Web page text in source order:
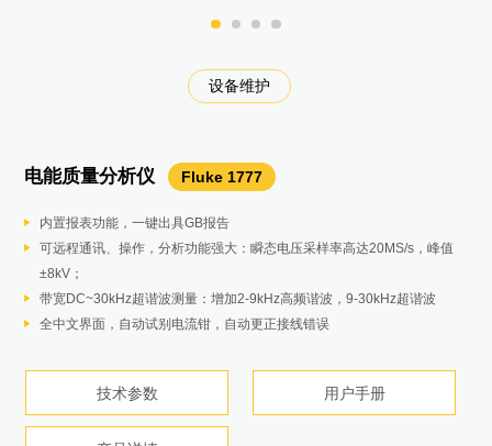
电能质量分析仪 Fluke 1777
内置报表功能，一键出具GB报告
可远程通讯、操作，分析功能强大：瞬态电压采样率高达20MS/s，峰值
±8kV；
带宽DC~30kHz超谐波测量：增加2-9kHz高频谐波，9-30kHz超谐波
全中文界面，自动试别电流钳，自动更正接线错误
技术参数 用户手册
设备维护
绝缘万用表 1587 FC
小巧轻便，方便手持）
一键提供1000V电压供绝缘测试
TrendIt™ 图表的 PI/DAR 定时比测试，迅速发现潮湿和污染绝缘问题
产品详情
设备维护
可接镜头、多点及激光自动对焦速快速查找和发现热斑或电气设备的温度
异常点，及时排除温度异常问题。
产品详情
设备维护
声学成像仪 Fluke ii900
配备了一系列麦克风以扩大检查范围，快速准确地定位压缩空气系统中的
空气、气体和真空泄漏，即使在嘈杂的环境中也是如此。
7英寸LCD触摸屏上，SoundMap™ 与可见光图像重叠，以帮助快速找到
泄漏位置。
简单直观的界面使技术人员能够辨识泄漏的声频，从而过滤掉较大的背景
技术参数 用户手册
设备维护
在线式声学成像仪 SV600
高灵敏度使泄漏无处遁形
开放式API易于与现有系统集成
7x24连续监测避免人工巡检造成的遗漏
产品详情
泄漏检测
高精度多路测温仪 1586A
配合福禄克标准温度计用于温度探头和传感器的高精度校准，也可做温度
分布测试，应用于光伏和风电行业。
产品详情
数据采集和温度测试校准
压力校验器 Fluke 754
提供4-20毫安，0-10V信号，24V电源，HART压力变送器故障排查，校
准。
测量电压、电流 (mA)、RTD、热电偶、频率和电阻，以测试传感器、变
送器和其他仪器。
输出/模拟电压、电流 (mA)、热电偶、RTD、频率、电阻和压力以校准变
技术参数 用户手册
过程校准与测量
蓄电池内阻分析仪 BT521
主要测量值 – 电池内阻、直流和交流电压、直流和交流电流、纹波电压、
频率和温度。
序列测量模式 – 电池组的自动或手动序列测试，无需在每次需要保存测量
值时按下按钮。
全面记录 - 所有测量值在测试过程中自动捕捉，并可以在仪器上查看后再
技术参数 用户手册
设备维护
接地电阻测试仪 Fluke 1625-2 KIT
三极和四极电位降（使用地桩）
四极土壤电阻率测试（使用地桩）
选择性测试（使用地桩和 1 个钳口）
无桩测试（仅使用 2 个钳口）
技术参数 用户手册
产品详情
设备维护
钳形电流表 Fluke 377FC
使用钳口测量电压和电流
测试更快、更安全，采用 FieldSense™ 技术无需触碰带电电线
只需更少的步骤即可完成 三相电压和电流测试
产品详情
设备维护
压力校验仪 Fluke 718
压力校验仪具压力源和毫安测量，几乎可以校准和维护所有压力设备
意外暴露于液体时，内置泵极易清洗，因而降低了总拥有成本和维修费
用，同时还允许在工作现场维修泵
压力校验仪错误率计算功能使得工作人员在工作现场就能快速做出合格/失
败的决定
技术参数 用户手册
过程校准与测量
智能数字压力校验仪 Fluke 730系列
压力测量范围 ± 10 inH2O/2.5kPa - 10000 psi/69Mpa
四个绝压量程15PSIA（103kPa），30PSIA （207kPa），
100PSIA（690kPa），300PSIA （2Mpa）
压力测量精度0.05% 满量程，可选精度0.02% 满量程
IP 防护等级：IP54
技术参数 用户手册
过程校准与测量
毫安钳形表 Fluke 773
无需“断开回路即可测量 4 至 20 mA 信号
0.01 mA 分辨率和灵敏度
测量 PLC 和控制系统模拟 I/O 的 mA 信号
可显示 mA 测量值和 4 至 20 mA 量程百分比的双背光显示屏
技术参数 用户手册
产品详情
过程校准与测量
过程万用表 Fluke 789
24 V 回路电源
双显示大屏幕
mA 输出功能下提供 1200 ohm 的驱动能力
带回路电源的HART模式，内置 250 ohm 电阻器
技术参数 用户手册
产品详情
过程校准与测量
振动点检仪 Fluke 805
创新性的传感器设计，可将因倾斜或按力引起的测量偏差程度小。
无论频率高低，均可提供高质量的测量数据
用四级刻度表示通频振动和轴承状况问题的严重度
产品详情
设备维护
空气尘埃粒子计数器 Fluke 985
具备 6 个通道，粒径范围为 0.3 - 10.0 µm：即使是要求 ISO Class 5 – 9
认证的重要区域，也可进行精确测量
3.5 QVGC 大型彩色显示屏：简易导航，且可通过直观图标和大字体选项
进行查看
存储记录达 10000 条： 可快速获取历史数据
技术参数 用户手册
环境测试
电机驱动分析仪 MDA-550 III
引导式测量利用图形化分步式电压和电流连接图，使变频驱动器的设置和
连接变得比以往更容易
预设的测量配置根据所选的测试程序收集数据，无需进行复杂的配置
内置报告编写功能可轻松生成专业的调整前/调整后电机驱动器故障排除报
告
技术参数 产品详情
设备维护
电缆路径探测仪 UAT-620
多种探测模式，可用于在各种应用中定位和跟踪带电和不带电的缆线或管
道
简单直观的发射器可根据所连接的附件自动选择正确的定位功能，并且可
自定义8 KHz或33 KHz测试频率
接收器配有高对比度显示屏，可在强烈的阳光下清晰查看，并且具有自动
技术参数 用户手册
设备维护
饮料包装薄膜热成像系统 EC150
时热成像技术适用于连续或离散的工艺过程。
内置线激光器，可快速对准目标，进而降低安装成本。
确保产品合规生产进而提升品质。
过程成像
光纤认证测试模块 CFP-Q-ADD
光纤损耗测试套件的认证时间极短
符合 ANSI/TIA 和 ISO/IEC 环型通量的合规性要求
确保所有的作业正确、高效地完成
光纤网络维护
认证级光纤测试模块 OFP-Q-ADD OTDR
自动设置可检测光纤特性并设置测量参数
手动专家模式支持对自动设置进行简单调整
可自动识别连接器、熔接头、折弯和分光器等事件
光纤网络维护
食品温度跟踪仪 Datapaq Food Tracker
可靠且准确的HACCP温度测绘系统用以苛刻的食品加工应用。
数据记录器(6或8通道)，IP67防水等级。
需要下载前可储存高达8次运行的数据。
完整的隔热箱选件，适合不同的工艺过程需求。
功能强大且易于使用的Insight™分析软件含过程致死率计算。
技术参数
炉温测试
微安级漏电流钳表 369 FC/CN
真有效值测量可保证复杂、非正弦波形测量的准确度
61 mm 钳夹开口
最高分辨率为 1 μA，最小量程低至3mA（最大测量电流为 60 A）
立即购买 产品详情
电气设备巡检维护
钳形表 319
独特的40A小量程、高准确度电流测试，0.01A高分辨率,1.6%高精度测量
钳头纤薄，体型轻便，更加易于在狭窄空间内使用
可以测量诸如电机和照明等设备的启动电流
立即购买 产品详情
电气设备巡检维护
绝缘电阻测试仪 1535
最高2500V测试电压，500GΩ测试量程
自动极化指数（PI）/介电吸收比（DAR）
自动放电，保证安全
全中文操作界面，专为中国用户设计
用户手册 技术参数
立即购买
电气设备巡检维护
绝缘电阻测试仪 1508
0.01 MΩ 至 10 GΩ的绝缘测试
绝缘测试电压: 50 V、100 V、250 V、500 V 和 1000 V，适用于多种应用
带电电路检测功能，如果检测到大于30 V的电压，则禁止进行测试，提高
了对人员的保护能力
用户手册 技术参数
立即购买
电气设备巡检维护
毫安级过程钳型表 771
0.01 mA 分辨率和灵敏度
无需"断开回路即可测量 4 至 20 mA 信号
测量 PLC 和控制系统模拟 I/O 的 mA 信号
立即购买 产品详情
过程校准与测量
手持式参考测温仪 1523/1524
铂电阻 ±0.011 °C
热电偶±0.24 °C（J、K、L、M 型）
热敏电阻：±0.002 °C
产品详情
温度设备运维测量和校准
手持式干式炉 9100S/9102S
温度范围从 – 10 °C 到 375 °C
0 °C 时的准确度达 ± 0.25 °C，稳定性达 ± 0.05 °C
RS-232接口及串口线
温度设备运维校准
低温干体炉/计量炉 9190A
量程：-95至140℃
稳定性：±0.015°C
冷却时间快
产品详情
低温温度设备设备校准
测温仪 62max
防尘和防水：IP54 级防尘和防水
坚固耐用：经过 3 米跌落测试
符合人机工程学设计：完全经过重新设计，手持更自然舒适
立即购买 产品详情
电气设备巡检维护